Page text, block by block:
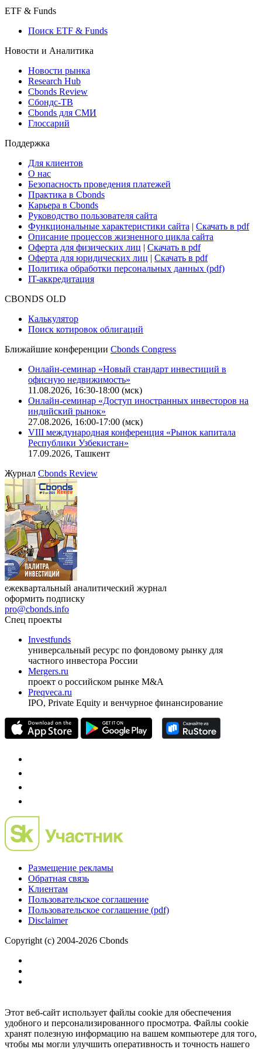
ETF & Funds
Поиск ETF & Funds
Новости и Аналитика
Новости рынка
Research Hub
Cbonds Review
Сбондс-ТВ
Cbonds для СМИ
Глоссарий
Поддержка
Для клиентов
О нас
Безопасность проведения платежей
Практика в Cbonds
Карьера в Cbonds
Руководство пользователя сайта
Функциональные характеристики сайта | Скачать в pdf
Описание процессов жизненного цикла сайта
Оферта для физических лиц | Скачать в pdf
Оферта для юридических лиц | Скачать в pdf
Политика обработки персональных данных (pdf)
IT-аккредитация
CBONDS OLD
Калькулятор
Поиск котировок облигаций
Ближайшие конференции Cbonds Congress
Онлайн-семинар «Новый стандарт инвестиций в
офисную недвижимость»
11.08.2026, 16:30-18:00 (мск)
Онлайн-семинар «Доступ иностранных инвесторов на
индийский рынок»
27.08.2026, 16:00-17:00 (мск)
VIII международная конференция «Рынок капитала
Республики Узбекистан»
17.09.2026, Ташкент
Журнал Cbonds Review
ежеквартальный аналитический журнал
оформить подписку
pro@cbonds.info
Спец проекты
Investfunds
универсальный ресурс по фондовому рынку для
частного инвестора России
Mergers.ru
проект о российском рынке M&A
Preqveca.ru
IPO, Private Equity и венчурное финансирование
Размещение рекламы
Обратная связь
Клиентам
Пользовательское соглашение
Пользовательское соглашение (pdf)
Disclaimer
Copyright (c) 2004-2026 Cbonds
Этот веб-сайт использует файлы cookie для обеспечения
удобного и персонализированного просмотра. Файлы cookie
хранят полезную информацию на вашем компьютере для того,
чтобы мы могли улучшить оперативность и точность нашего